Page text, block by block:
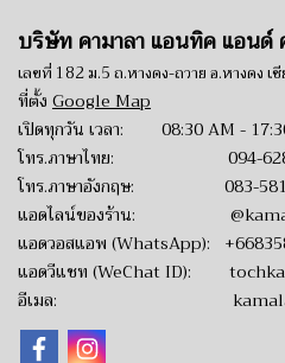
บริษัท คามาลา แอนทิค แอนด์
เลขที่ 182 ม.5 ถ.หางดง-ถวาย อ.หางดง เ
ที่ตั้ง Google Map
เปิดทุกวัน เวลา: 08:30 AM -
โทร.ภาษาไทย: 094-
โทร.ภาษาอังกฤษ: 083-
แอดไลน์ของร้าน:
แอดวอสแอพ (WhatsApp):
แอดวีแชท (WeChat ID):
อีเมล: